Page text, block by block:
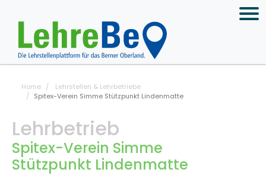
Home
Lehrstellen & Lehrbetriebe
Spitex-Verein Simme Stützpunkt Lindenmatte
Lehrbetrieb
Spitex-Verein Simme
Stützpunkt Lindenmatte